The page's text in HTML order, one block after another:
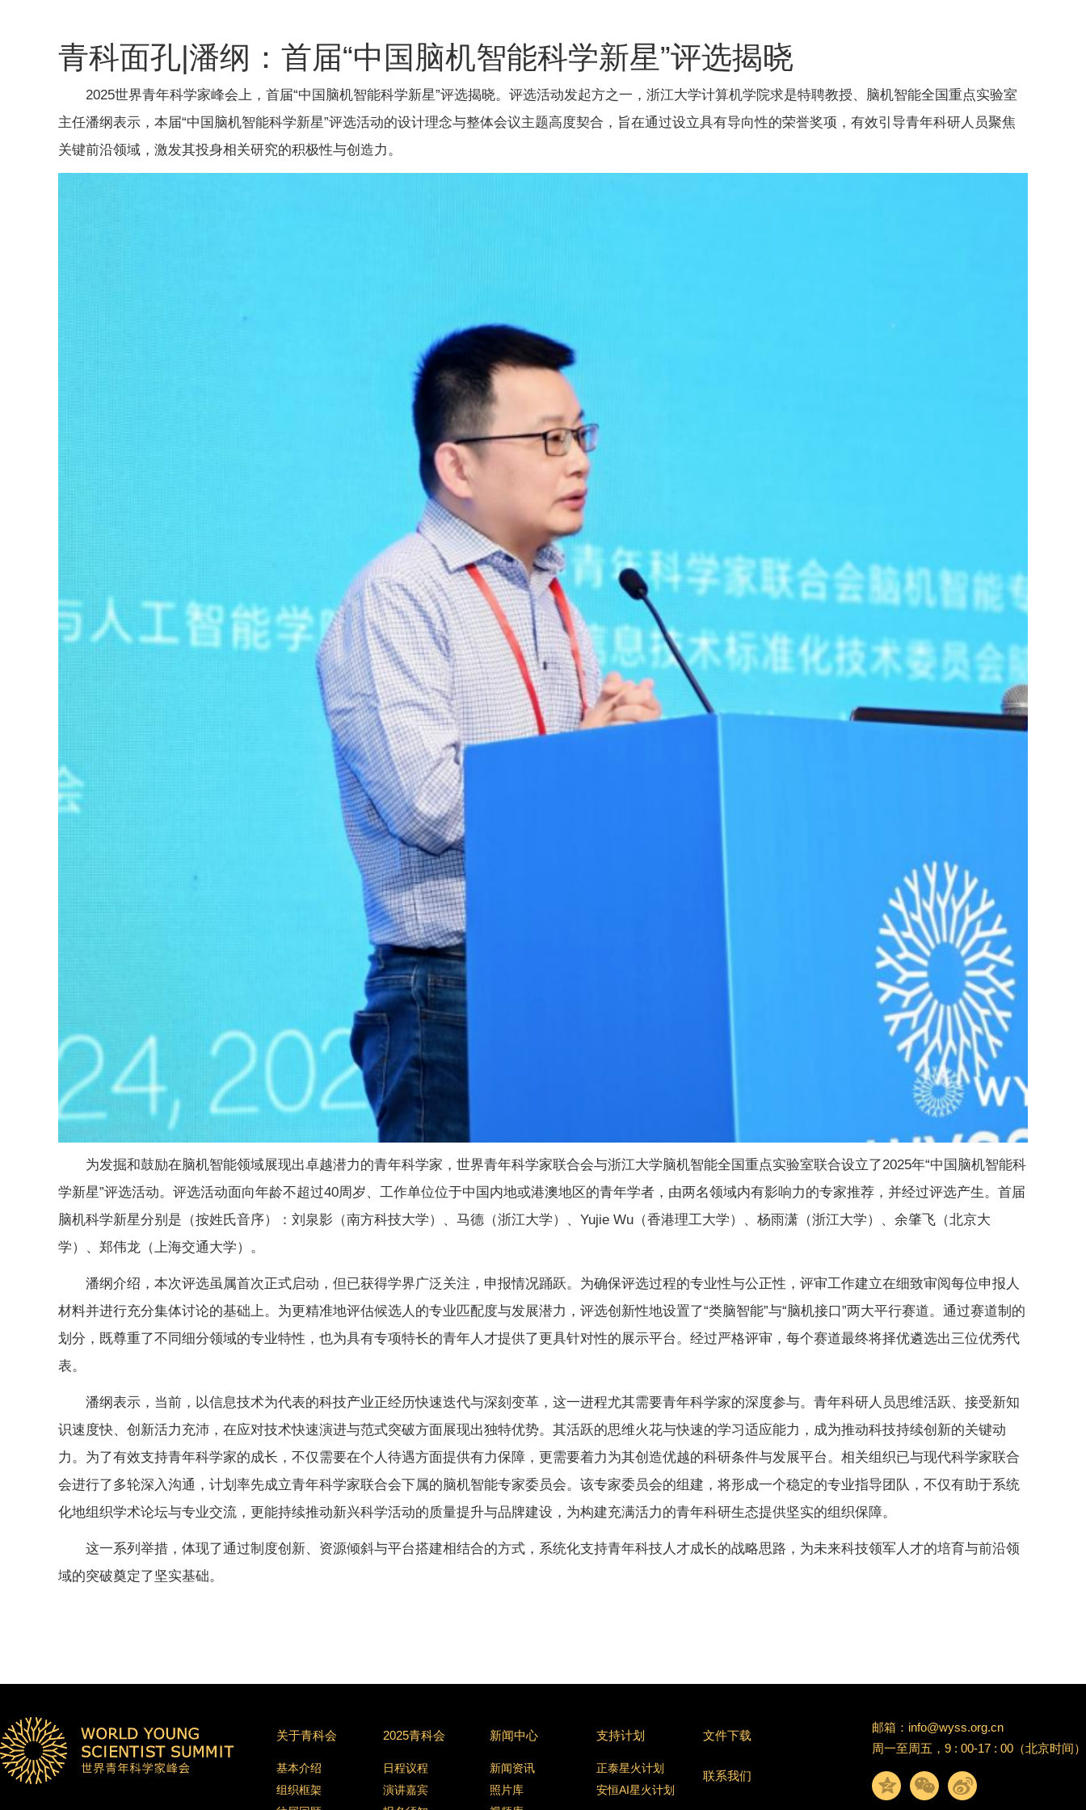
青科面孔|潘纲：首届“中国脑机智能科学新星”评选揭晓
2025世界青年科学家峰会上，首届“中国脑机智能科学新星”评选揭晓。评选活动发起方之一，浙江大学计算机学院求是特聘教授、脑机智能全国重点实验室
主任潘纲表示，本届“中国脑机智能科学新星”评选活动的设计理念与整体会议主题高度契合，旨在通过设立具有导向性的荣誉奖项，有效引导青年科研人员聚焦
关键前沿领域，激发其投身相关研究的积极性与创造力。
为发掘和鼓励在脑机智能领域展现出卓越潜力的青年科学家，世界青年科学家联合会与浙江大学脑机智能全国重点实验室联合设立了2025年“中国脑机智能科
学新星”评选活动。评选活动面向年龄不超过40周岁、工作单位位于中国内地或港澳地区的青年学者，由两名领域内有影响力的专家推荐，并经过评选产生。首届
脑机科学新星分别是（按姓氏音序）：刘泉影（南方科技大学）、马德（浙江大学）、Yujie Wu（香港理工大学）、杨雨潇（浙江大学）、余肇飞（北京大
学）、郑伟龙（上海交通大学）。
潘纲介绍，本次评选虽属首次正式启动，但已获得学界广泛关注，申报情况踊跃。为确保评选过程的专业性与公正性，评审工作建立在细致审阅每位申报人
材料并进行充分集体讨论的基础上。为更精准地评估候选人的专业匹配度与发展潜力，评选创新性地设置了“类脑智能”与“脑机接口”两大平行赛道。通过赛道制的
划分，既尊重了不同细分领域的专业特性，也为具有专项特长的青年人才提供了更具针对性的展示平台。经过严格评审，每个赛道最终将择优遴选出三位优秀代
表。
潘纲表示，当前，以信息技术为代表的科技产业正经历快速迭代与深刻变革，这一进程尤其需要青年科学家的深度参与。青年科研人员思维活跃、接受新知
识速度快、创新活力充沛，在应对技术快速演进与范式突破方面展现出独特优势。其活跃的思维火花与快速的学习适应能力，成为推动科技持续创新的关键动
力。为了有效支持青年科学家的成长，不仅需要在个人待遇方面提供有力保障，更需要着力为其创造优越的科研条件与发展平台。相关组织已与现代科学家联合
会进行了多轮深入沟通，计划率先成立青年科学家联合会下属的脑机智能专家委员会。该专家委员会的组建，将形成一个稳定的专业指导团队，不仅有助于系统
化地组织学术论坛与专业交流，更能持续推动新兴科学活动的质量提升与品牌建设，为构建充满活力的青年科研生态提供坚实的组织保障。
这一系列举措，体现了通过制度创新、资源倾斜与平台搭建相结合的方式，系统化支持青年科技人才成长的战略思路，为未来科技领军人才的培育与前沿领
域的突破奠定了坚实基础。
关于青科会
基本介绍
组织框架
2025青科会
日程议程
演讲嘉宾
新闻中心
新闻资讯
照片库
支持计划
正泰星火计划
安恒AI星火计划
文件下载
联系我们
邮箱：info@wyss.org.cn
周一至周五，9 : 00-17 : 00（北京时间）